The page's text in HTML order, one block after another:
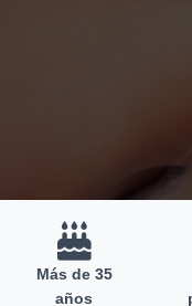
Más de 35
años